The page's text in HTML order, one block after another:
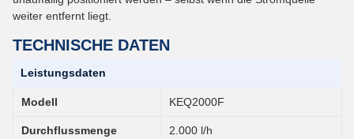
weiter entfernt liegt.
TECHNISCHE DATEN
Leistungsdaten
Modell KEQ2000F
Durchflussmenge 2.000 l/h